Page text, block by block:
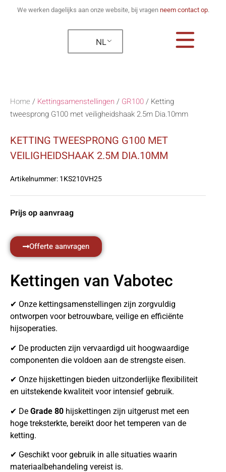
We werken dagelijks aan onze website, bij vragen neem contact op.
NL
Home / Kettingsamenstellingen / GR100/ Ketting
tweesprong G100 met veiligheidshaak 2.5m Dia.10mm
KETTING TWEESPRONG G100 MET
VEILIGHEIDSHAAK 2.5M DIA.10MM
Artikelnummer:1KS210VH25
Prijs op aanvraag
Offerte aanvragen
Kettingen van Vabotec
✔ Onze kettingsamenstellingen zijn zorgvuldig
ontworpen voor betrouwbare, veilige en efficiënte
hijsoperaties.
✔ De producten zijn vervaardigd uit hoogwaardige
componenten die voldoen aan de strengste eisen.
✔ Onze hijskettingen bieden uitzonderlijke flexibiliteit
en uitstekende kwaliteit voor intensief gebruik.
✔ De Grade 80 hijskettingen zijn uitgerust met een
hoge treksterkte, bereikt door het temperen van de
ketting.
✔ Geschikt voor gebruik in alle situaties waarin
materiaalbehandeling vereist is.